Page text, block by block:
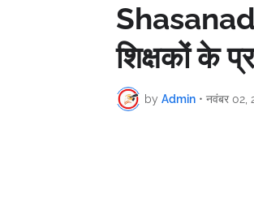
शिक्षकों के
by Admin • नवंबर 02,